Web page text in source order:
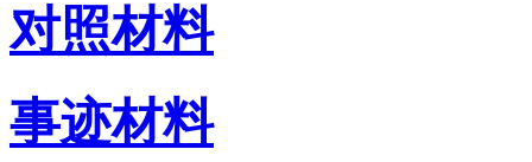
对照材料
事迹材料